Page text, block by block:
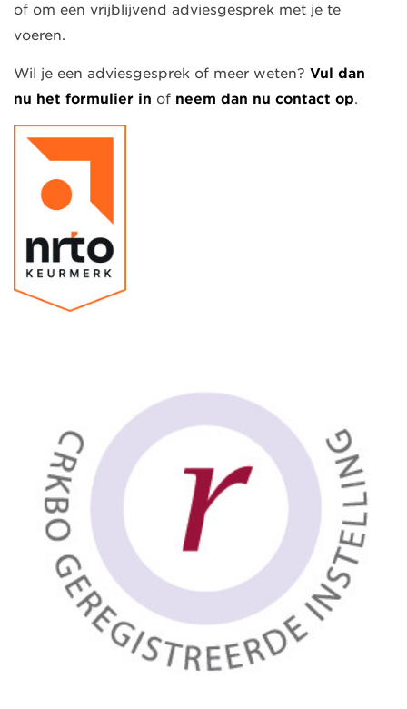
of om een vrijblijvend adviesgesprek met je te
voeren.
Wil je een adviesgesprek of meer weten? Vul dan
nu het formulier in of neem dan nu contact op.